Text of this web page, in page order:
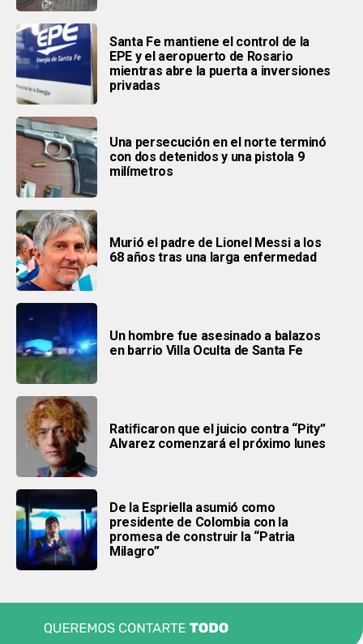
Santa Fe mantiene el control de la
EPE y el aeropuerto de Rosario
mientras abre la puerta a inversiones
privadas
Una persecución en el norte terminó
con dos detenidos y una pistola 9
milímetros
Murió el padre de Lionel Messi a los
68 años tras una larga enfermedad
Un hombre fue asesinado a balazos
en barrio Villa Oculta de Santa Fe
Ratificaron que el juicio contra “Pity”
Alvarez comenzará el próximo lunes
De la Espriella asumió como
presidente de Colombia con la
promesa de construir la “Patria
Milagro”